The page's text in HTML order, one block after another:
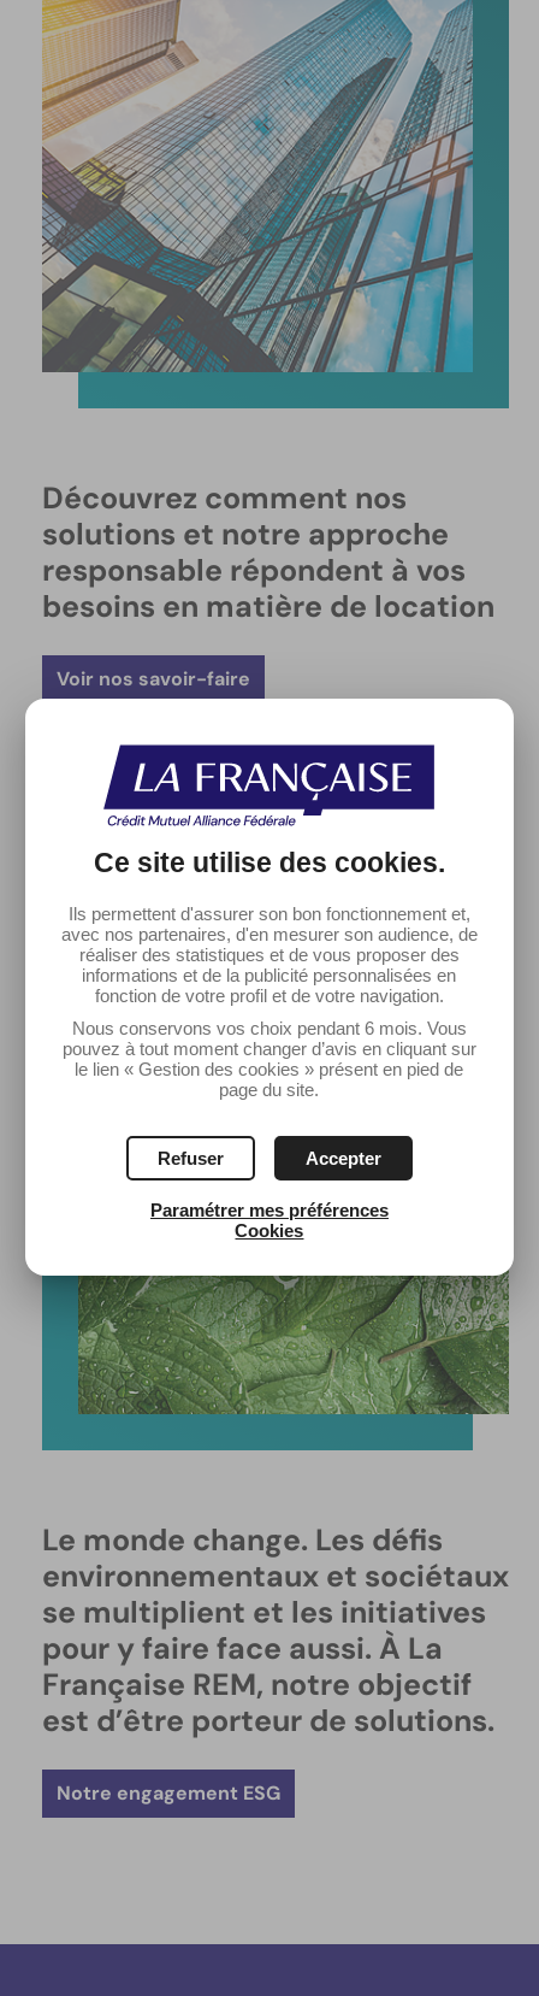
Découvrez comment nos
solutions et notre approche
responsable répondent à vos
besoins en matière de location
Voir nos savoir-faire
Notre engagement ESG
Le monde change. Les défis
environnementaux et sociétaux
se multiplient et les initiatives
pour y faire face aussi. À La
Française REM, notre objectif
est d’être porteur de solutions.
Notre engagement ESG
Ce site utilise des cookies.
Ils permettent d'assurer son bon fonctionnement et,
avec nos partenaires, d'en mesurer son audience, de
réaliser des statistiques et de vous proposer des
informations et de la publicité personnalisées en
fonction de votre profil et de votre navigation.
Nous conservons vos choix pendant 6 mois. Vous
pouvez à tout moment changer d’avis en cliquant sur
le lien « Gestion des cookies » présent en pied de
page du site.
Accepter
Refuser
Paramétrer mes préférences
Cookies